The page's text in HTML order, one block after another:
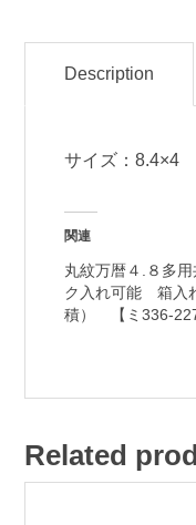
Description
サイズ：8.4×4
関連
丸紋万暦４.８多
ク入れ可能 箱入
積） 【ミ336-227
Related